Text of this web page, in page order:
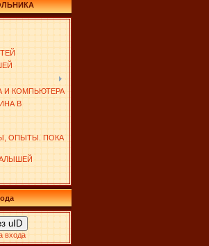
И КОМПЬЮТЕРА
В
ОПЫТЫ. ПОКА
uID
входа